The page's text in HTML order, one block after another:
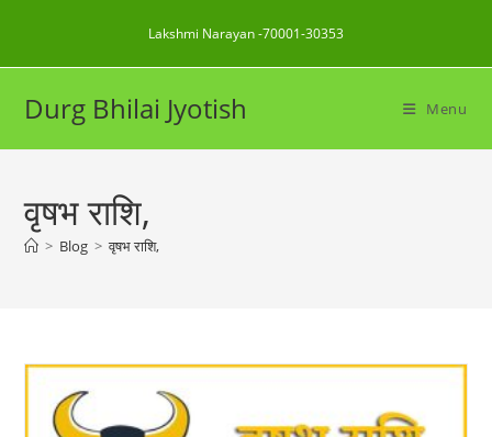
content
Lakshmi Narayan -70001-30353
Durg Bhilai Jyotish Menu
वृषभ राशि,
> Blog > वृषभ राशि,